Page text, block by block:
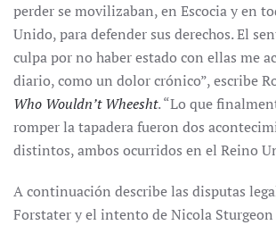
perder se movilizaban, en Escocia y en
Unido, para defender sus derechos. El
culpa por no haber estado con ellas me
diario, como un dolor crónico”, escribe
Who Wouldn’t Wheesht. “Lo que
romper la tapadera fueron dos
distintos, ambos ocurridos en el Reino
A continuación describe las disputas
Forstater y el intento de Nicola